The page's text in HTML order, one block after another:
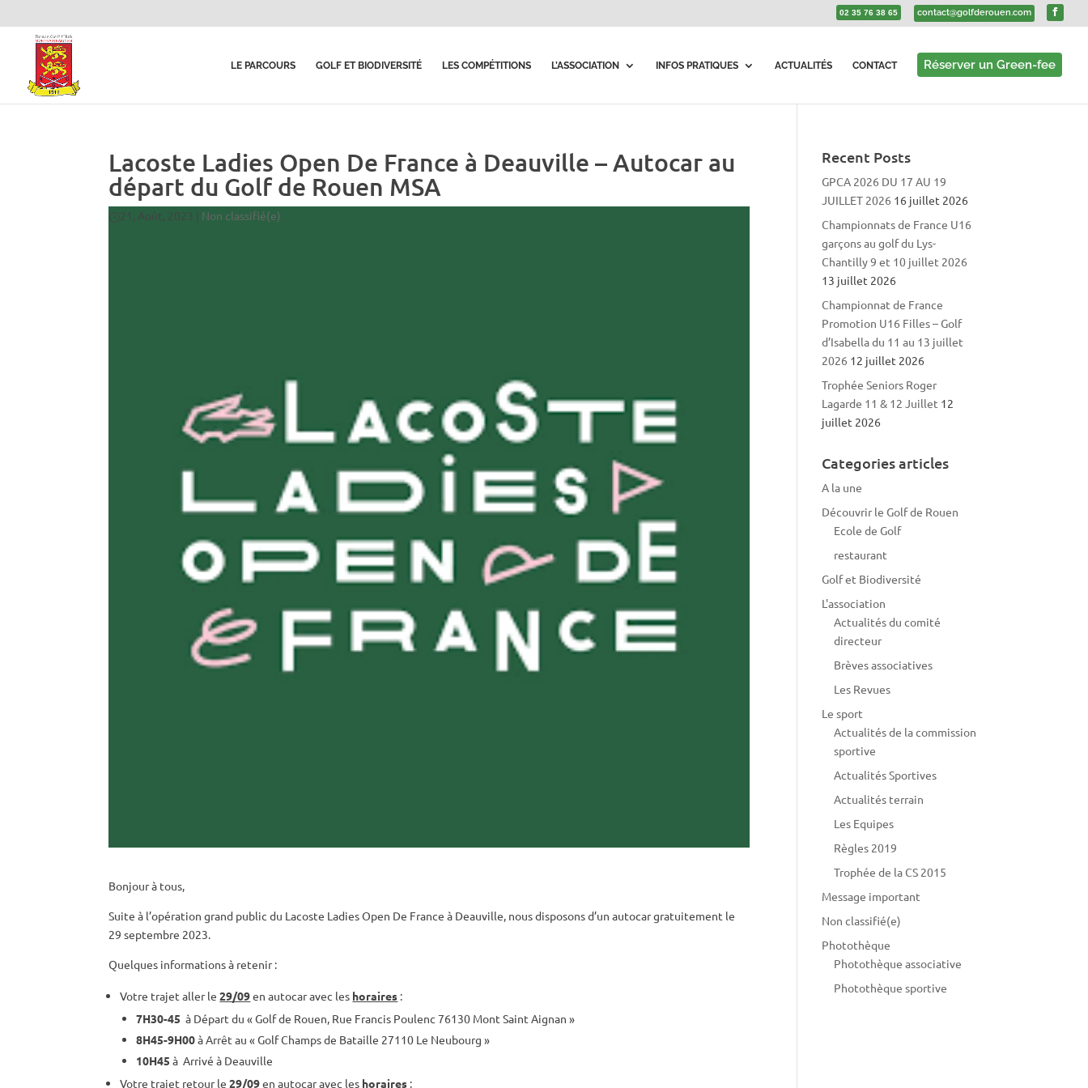
02 35 76 38 65 contact@golfderouen.com
LE PARCOURS GOLF ET BIODIVERSITÉ LES COMPÉTITIONS L’ASSOCIATION INFOS PRATIQUES ACTUALITÉS CONTACT Réserver un Green-fee
Lacoste Ladies Open De France à Deauville – Autocar au
départ du Golf de Rouen MSA
21, Août, 2023 Non classifié(e)
Bonjour à tous,
Suite à l’opération grand public du Lacoste Ladies Open De France à Deauville, nous disposons d’un autocar gratuitement le
29 septembre 2023.
Quelques informations à retenir :
Votre trajet aller le29/09en autocar avec les horaires :
7H30-45 à Départ du « Golf de Rouen, Rue Francis Poulenc 76130 Mont Saint Aignan »
8H45-9H00à Arrêt au « Golf Champs de Bataille 27110 Le Neubourg »
10H45 à Arrivé à Deauville
Votre trajet retour le29/09en autocar avec les horaires :
Recent Posts
GPCA 2026 DU 17 AU 19
JUILLET 2026 16 juillet 2026
Championnats de France U16
garçons au golf du Lys-
Chantilly 9 et 10 juillet 2026
13 juillet 2026
Championnat de France
Promotion U16 Filles – Golf
d’Isabella du 11 au 13 juillet
2026 12 juillet 2026
Trophée Seniors Roger
Lagarde 11 & 12 Juillet 12
juillet 2026
Categories articles
A la une
Découvrir le Golf de Rouen
Ecole de Golf
restaurant
Golf et Biodiversité
L'association
Actualités du comité
directeur
Brèves associatives
Les Revues
Le sport
Actualités de la commission
sportive
Actualités Sportives
Actualités terrain
Les Equipes
Règles 2019
Trophée de la CS 2015
Message important
Non classifié(e)
Photothèque
Photothèque associative
Photothèque sportive